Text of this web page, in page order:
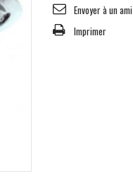
Envoyer à un ami
Imprimer